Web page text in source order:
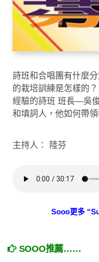
詩班和合唱團有什麼
的栽培訓練是怎樣的
經驗的詩班 班長―吳
和填詞人，他如何帶
主持人： 陸芬
Sooo更多
SOOO推薦……